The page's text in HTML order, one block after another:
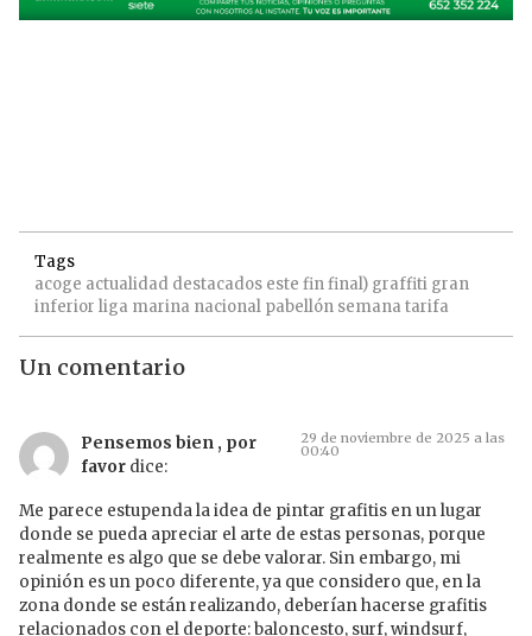
Tags
acoge actualidad destacados este finfinal) graffiti gran
inferior liga marina nacional pabellón semana tarifa
Un comentario
Pensemos bien , por
favor dice:
29 de noviembre de 2025 a las
00:40
Me parece estupenda la idea de pintar grafitis en un lugar
donde se pueda apreciar el arte de estas personas, porque
realmente es algo que se debe valorar. Sin embargo, mi
opinión es un poco diferente, ya que considero que, en la
zona donde se están realizando, deberían hacerse grafitis
relacionados con el deporte: baloncesto, surf, windsurf,